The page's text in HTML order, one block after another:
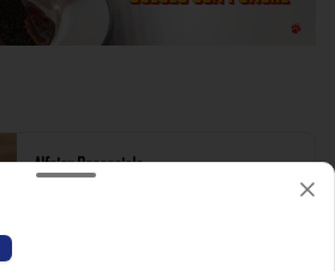
Alfajor Rascacielo